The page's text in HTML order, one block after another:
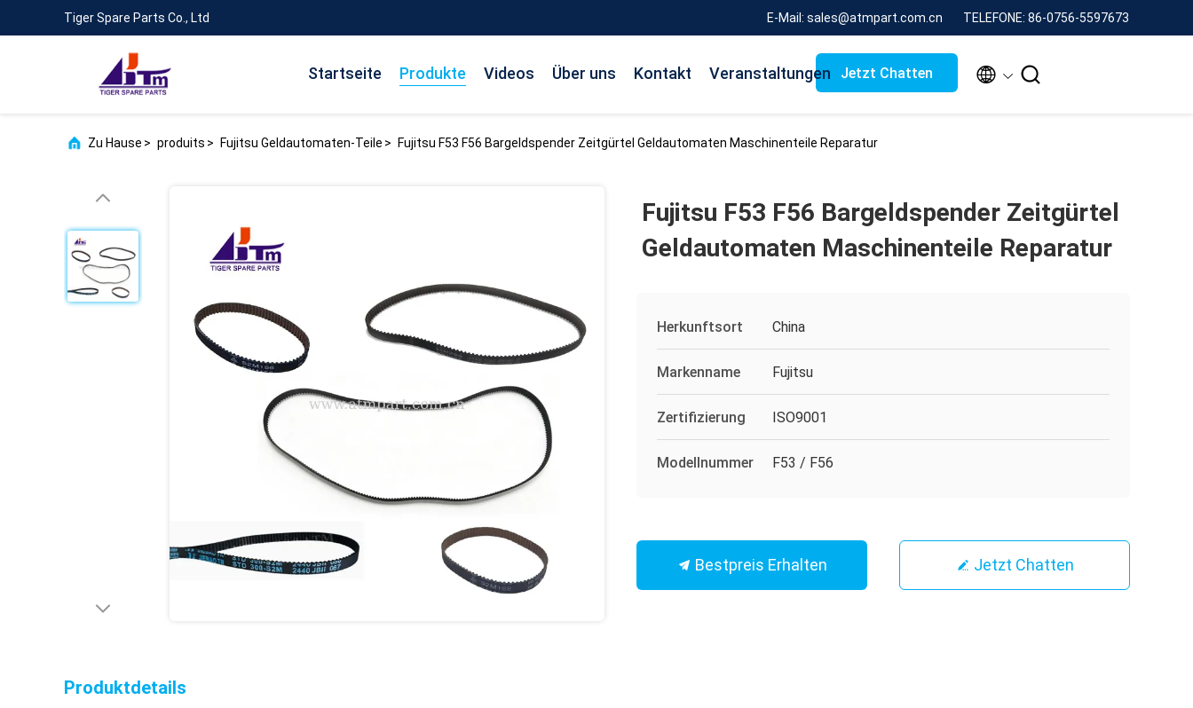
Tiger Spare Parts Co., Ltd E-Mail: sales@atmpart.com.cn TELEFONE: 86-0756-5597673
Startseite Produkte Videos Über uns Kontakt Veranstaltungen Jetzt Chatten  
Zu Hause > produits > Fujitsu Geldautomaten-Teile > Fujitsu F53 F56 Bargeldspender Zeitgürtel Geldautomaten Maschinenteile Reparatur
Fujitsu F53 F56 Bargeldspender Zeitgürtel
Geldautomaten Maschinenteile Reparatur
Herkunftsort China
Markenname Fujitsu
Zertifizierung ISO9001
Modellnummer F53 / F56
Bestpreis Erhalten Jetzt Chatten
Produktdetails